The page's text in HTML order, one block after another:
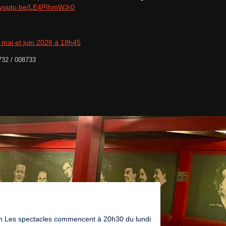
LE4PIhmWJr0
et juin 2026 à 18h45
/ 008733
spectacles commencent à 20h30 du lundi